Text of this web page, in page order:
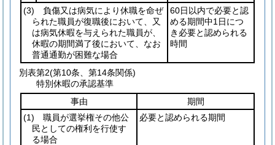
(3) 負傷又は病気により休職を命ぜ
られた職員が復職後において、又
は病気休暇を与えられた職員が、
休暇の期間満了後において、なお
普通通勤が困難な場合
60日以内で必要と認
める期間中1日につ
き必要と認められる
時間
別表第2(第10条、第14条関係)
特別休暇の承認基準
事由
期間
(1) 職員が選挙権その他公
民としての権利を行使す
る場合
必要と認められる期間